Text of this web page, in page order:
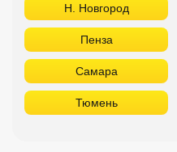
Н. Новгород
Пенза
Самара
Тюмень